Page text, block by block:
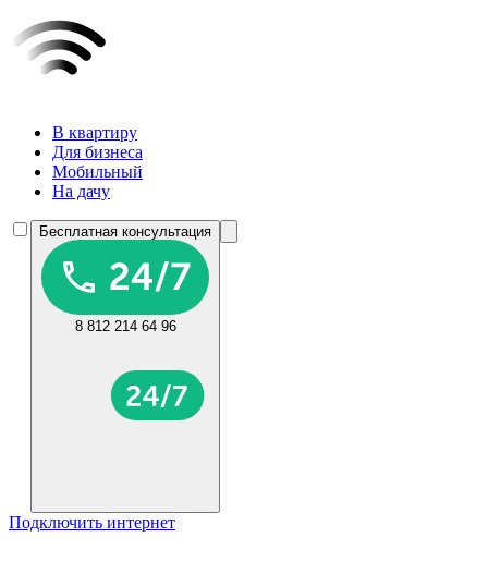
В квартиру
Для бизнеса
Мобильный
На дачу
Бесплатная консультация
8 812 214 64 96
Подключить интернет